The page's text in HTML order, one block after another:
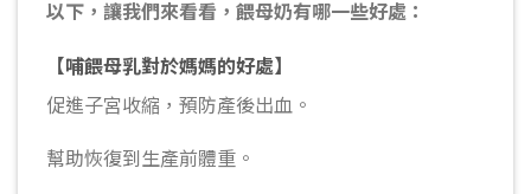
以下，讓我們來看看，餵母奶有哪一些好處：
【哺餵母乳對於媽媽的好處】
促進子宮收縮，預防產後出血。
幫助恢復到生產前體重。